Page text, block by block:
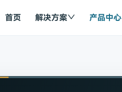
首页 解决方案 产品中心